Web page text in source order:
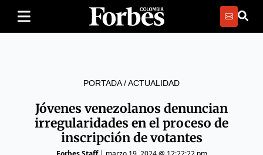
PORTADA/ACTUALIDAD
Jóvenes venezolanos denuncian
irregularidades en el proceso de
inscripción de votantes